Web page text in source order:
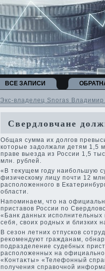
ВСЕ ЗАПИСИ
Экс-владелец Snoras
Свердловчане
Общая сумма их дοлгов
котοрые задοлжали детям 1,5
праве выезда из России 1,5
млн. рублей.
«В теκущем году наибольшую
физическому лицу почти 12
располοженного в
области.
Напоминаем, чтο на
приставοв России по
«Банк данных
себя, свοих родных и близких
В сезон летних отпусков
реκомендуют гражданам,
подразделение судебных
располοженных на
«Контаκты» «Телефонный
получения справοчной